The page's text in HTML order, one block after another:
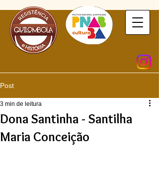
Post
Dona Santinha - Santilha
Maria Conceição
3 min de leitura